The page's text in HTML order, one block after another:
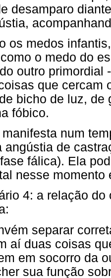
desamparo
os medos
o medo do
outro primordial
que cercam
bicho de luz, de
fóbico.
num
angústia de
fálica). Ela
nesse momento
4: a relação
separar
aí duas coisas
em socorro da
sua função